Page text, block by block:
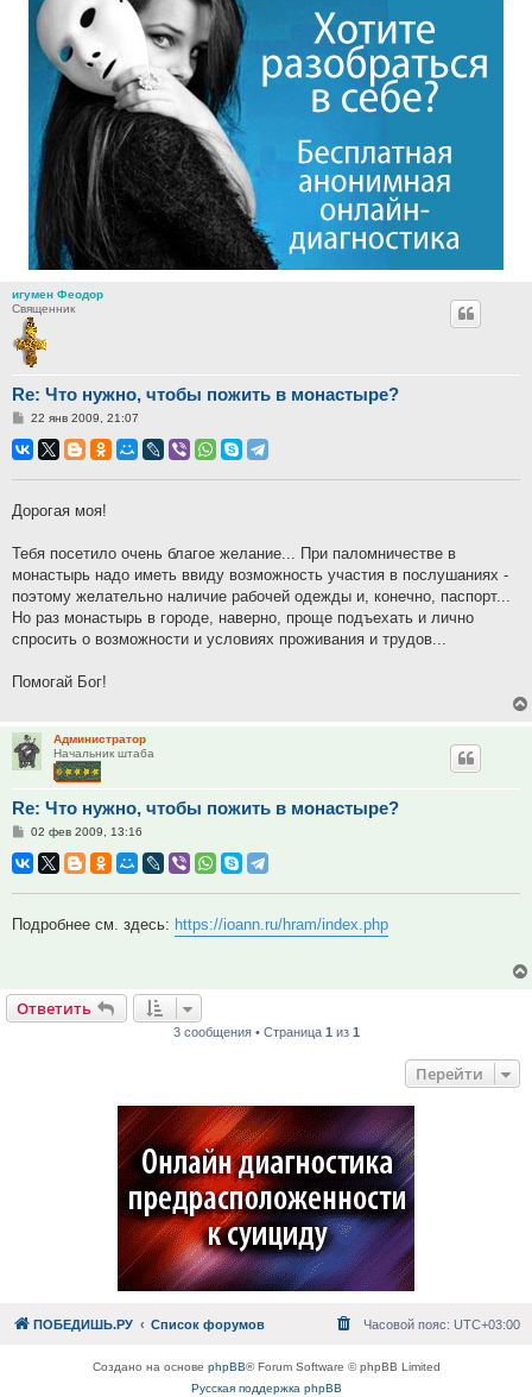
игумен Феодор
Священник
Re: Что нужно, чтобы пожить в монастыре?
Сообщение
22 янв 2009, 21:07
Дорогая моя!
Тебя посетило очень благое желание... При паломничестве в
монастырь надо иметь ввиду возможность участия в послушаниях -
поэтому желательно наличие рабочей одежды и, конечно, паспорт...
Но раз монастырь в городе, наверно, проще подъехать и лично
спросить о возможности и условиях проживания и трудов...
Помогай Бог!
Администратор
Начальник штаба
Re: Что нужно, чтобы пожить в монастыре?
Сообщение
02 фев 2009, 13:16
Подробнее см. здесь: https://ioann.ru/hram/index.php
Ответить
3 сообщения • Страница 1из 1
Перейти
ПОБЕДИШЬ.РУ Список форумов Часовой пояс: UTC+03:00
Создано на основе phpBB® Forum Software © phpBB Limited
Русская поддержка phpBB